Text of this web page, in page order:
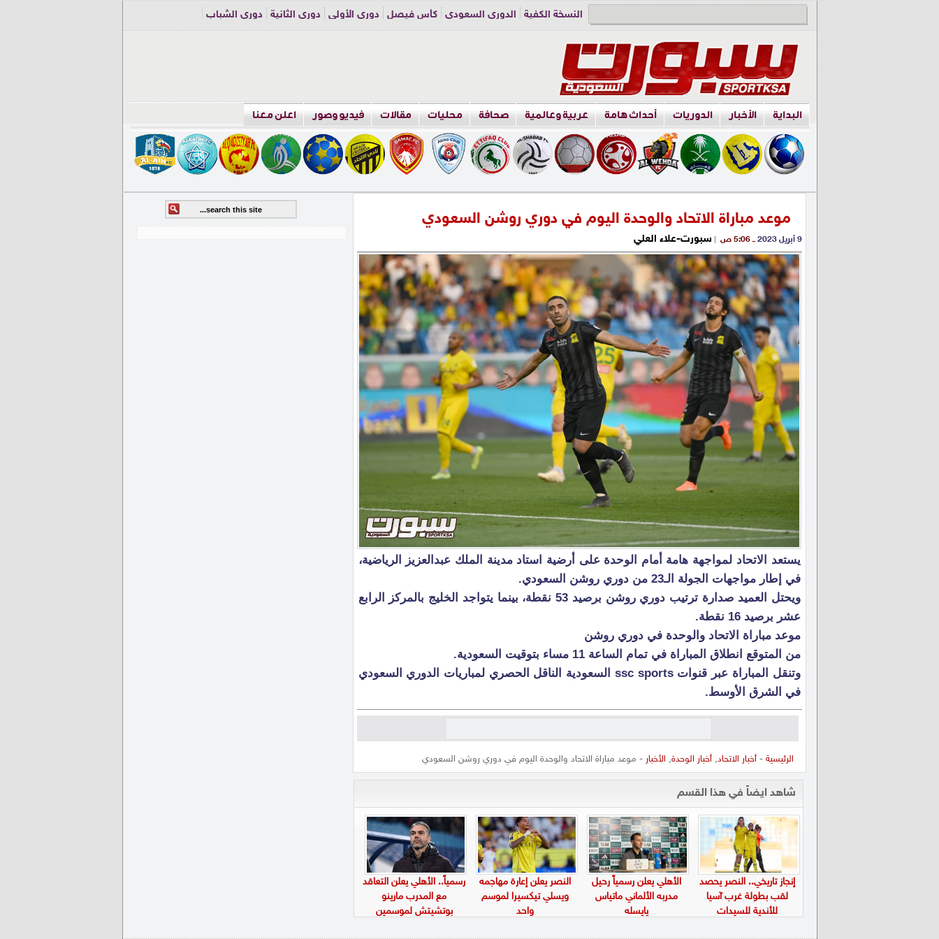
النسخة الكفية الدوري السعودي كأس فيصل دوري الأولى دوري الثانية
دوري الشباب
البداية الأخبار الدوريات أحداث هامة عربية وعالمية صحافة محليات مقالات فيديو وصور اعلن معنا
موعد مباراة الاتحاد والوحدة اليوم في دوري روشن السعودي
9 أبريل 2023 ــ 5:06 ص | سبورت-علاء العلي
يستعد الاتحاد لمواجهة هامة أمام الوحدة على أرضية استاد مدينة الملك عبدالعزيز الرياضية،
في إطار مواجهات الجولة الـ23 من دوري روشن السعودي.
ويحتل العميد صدارة ترتيب دوري روشن برصيد 53 نقطة، بينما يتواجد الخليج بالمركز الرابع
عشر برصيد 16 نقطة.
موعد مباراة الاتحاد والوحدة في دوري روشن
من المتوقع انطلاق المباراة في تمام الساعة 11 مساء بتوقيت السعودية.
وتنقل المباراة عبر قنوات ssc sports السعودية الناقل الحصري لمباريات الدوري السعودي
في الشرق الأوسط.
الرئيسية -أخبار الاتحاد,أخبار الوحدة, الأخبار - موعد مباراة الاتحاد والوحدة اليوم في دوري روشن السعودي
شاهد ايضاً في هذا القسم
إنجاز تاريخي.. النصر يحصد
لقب بطولة غرب آسيا
للأندية للسيدات
الأهلي يعلن رسمياً رحيل
مدربه الألماني ماتياس
يايسله
النصر يعلن إعارة مهاجمه
ويسلي تيكسيرا لموسم
واحد
رسمياً.. الأهلي يعلن التعاقد
مع المدرب مارينو
بوتشيتش لموسمين